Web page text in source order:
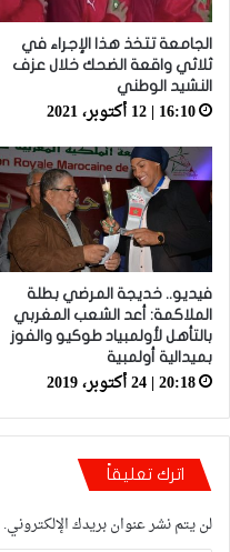
الجامعة تتخذ هذا الإجراء في
ثلاثي واقعة الضحك خلال عزف
النشيد الوطني
16:10 | 12 أكتوبر، 2021
فيديو.. خديجة المرضي بطلة
الملاكمة: أعد الشعب المغربي
بالتأهل لأولمبياد طوكيو والفوز
بميدالية أولمبية
20:18 | 24 أكتوبر، 2019
اترك تعليقاً
لن يتم نشر عنوان بريدك الإلكتروني.